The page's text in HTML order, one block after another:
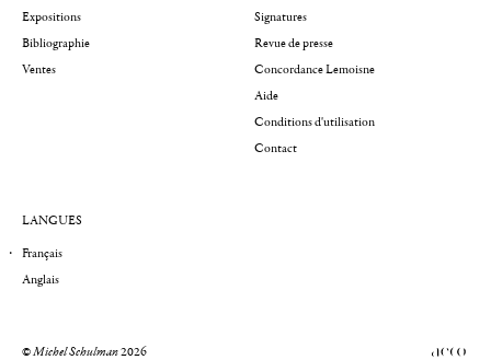
Expositions
Bibliographie
Ventes
Signatures
Revue de presse
Concordance Lemoisne
Aide
Conditions d'utilisation
Contact
LANGUES
Français
Anglais
©Michel Schulman2026